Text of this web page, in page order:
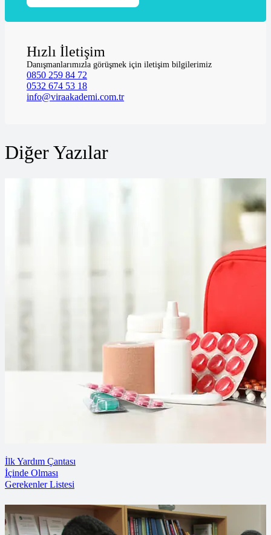
Hızlı İletişim
Danışmanlarımızla görüşmek için iletişim bilgilerimiz
0850 259 84 72
0532 674 53 18
info@viraakademi.com.tr
Diğer Yazılar
İlk Yardım Çantası
İçinde Olması
Gerekenler Listesi